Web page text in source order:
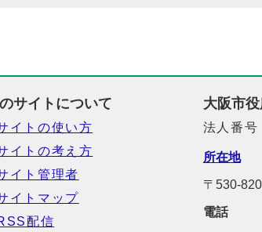
サイトについて
イトの使い方
イトの考え方
イト管理者
イトマップ
配信
大阪市
法人番
所在地
〒530-
電話